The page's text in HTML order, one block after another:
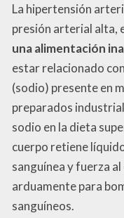
La hipertensión
presión arterial alta,
una alimentación
estar relacionado
(sodio) presente en
preparados
sodio en la dieta
cuerpo retiene
sanguínea y fuerza
arduamente para
sanguíneos.